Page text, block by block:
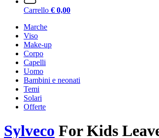
Carrello € 0,00
Marche
Viso
Make-up
Corpo
Capelli
Uomo
Bambini e neonati
Temi
Solari
Offerte
Sylveco For Kids